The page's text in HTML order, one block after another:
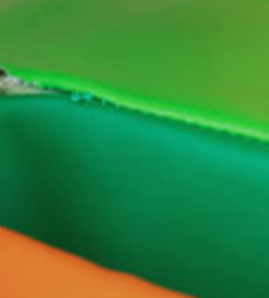
いがはっきりと感じら
々のおだやかな心を育